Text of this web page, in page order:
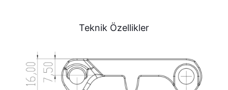
Teknik Özellikler